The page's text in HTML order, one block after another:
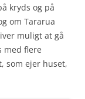
kryds og på
om Tararua
muligt at gå
med flere
som ejer huset,